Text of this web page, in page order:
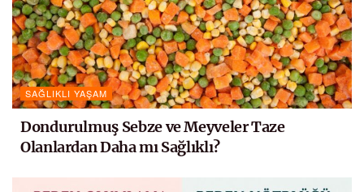
SAĞLIKLI YAŞAM
Dondurulmuş Sebze ve Meyveler Taze
Olanlardan Daha mı Sağlıklı?